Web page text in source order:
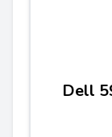
Dell